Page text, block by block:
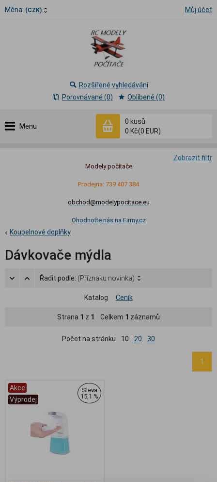
Měna: (CZK) Můj účet
Menu
0 kusů
0 Kč(0 EUR)
Rozšířené vyhledávání
Porovnávané (0)
Oblíbené (0)
Zobrazit filtr
Modely počítače
Prodejna: 739 407 384
obchod@modelypocitace.eu
Ohodnoťte nás na Firmy.cz
Koupelnové doplňky
Dávkovače mýdla
Řadit podle: (Příznaku novinka)
Katalog Ceník
Strana 1 z 1 Celkem 1 záznamů
Počet na stránku 10 20 30
1
Akce
Výprodej
Sleva
15,1 %